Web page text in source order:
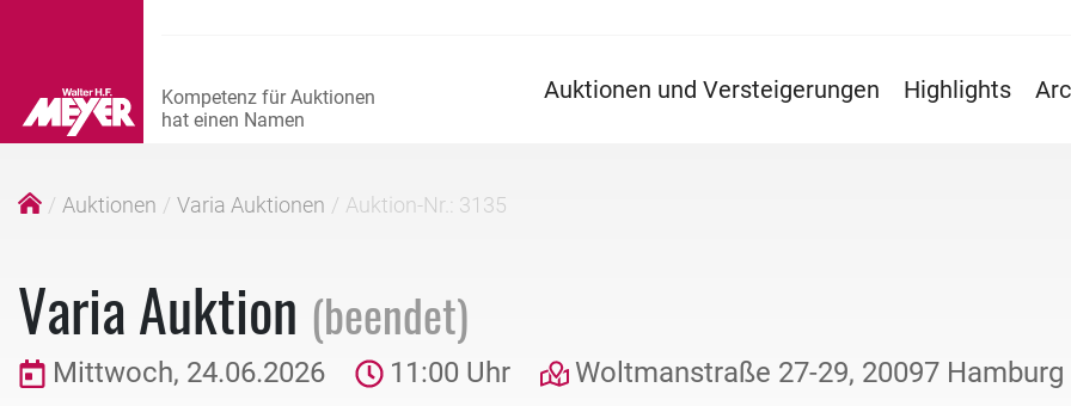
Auktionen und Versteigerungen Highlights
Auktionen Varia Auktionen Auktion-Nr.: 3135
Varia Auktion (beendet)
Mittwoch, 24.06.2026 11:00 Uhr Woltmanstraße 27-29, 20097 Hamburg